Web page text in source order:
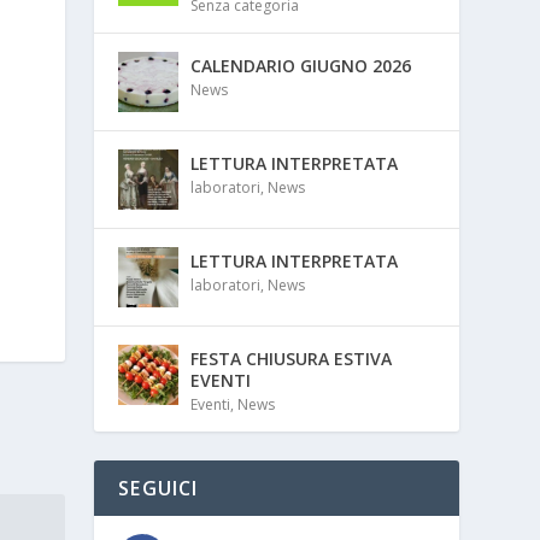
Senza categoria
CALENDARIO GIUGNO 2026
News
LETTURA INTERPRETATA
laboratori, News
LETTURA INTERPRETATA
laboratori, News
FESTA CHIUSURA ESTIVA
EVENTI
Eventi, News
SEGUICI